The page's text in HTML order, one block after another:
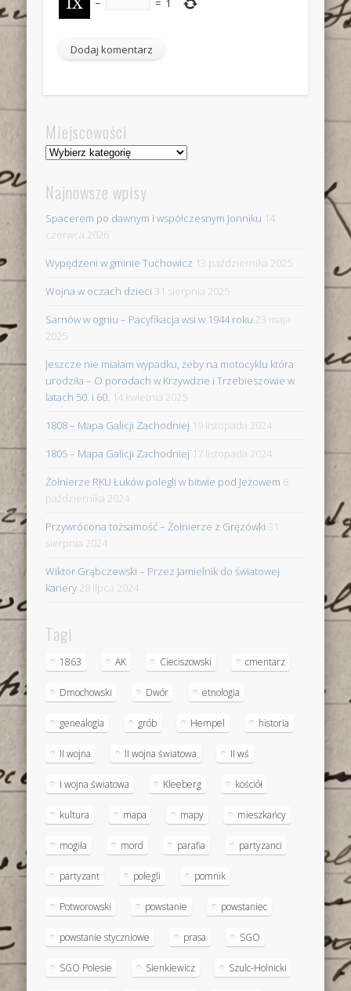
− = 1
Miejscowości
Miejscowości
Najnowsze wpisy
Spacerem po dawnym i współczesnym Jonniku 14
czerwca 2026
Wypędzeni w gminie Tuchowicz 13 października 2025
Wojna w oczach dzieci 31 sierpnia 2025
Sarnów w ogniu – Pacyfikacja wsi w 1944 roku 23 maja
2025
Jeszcze nie miałam wypadku, żeby na motocyklu która
urodziła – O porodach w Krzywdzie i Trzebieszowie w
latach 50. i 60. 14 kwietnia 2025
1808 – Mapa Galicji Zachodniej 19 listopada 2024
1805 – Mapa Galicji Zachodniej 17 listopada 2024
Żołnierze RKU Łuków polegli w bitwie pod Jeżowem 6
października 2024
Przywrócona tożsamość – Żołnierze z Gręzówki 31
sierpnia 2024
Wiktor Grąbczewski – Przez Jamielnik do światowej
kariery 28 lipca 2024
Tagi
1863 AK Cieciszowski cmentarz
Dmochowski Dwór etnologia
genealogia grób Hempel historia
II wojna II wojna światowa II wś
I wojna światowa Kleeberg kościół
kultura mapa mapy mieszkańcy
mogiła mord parafia partyzanci
partyzant polegli pomnik
Potworowski powstanie powstaniec
powstanie styczniowe prasa SGO
SGO Polesie Sienkiewicz Szulc-Holnicki